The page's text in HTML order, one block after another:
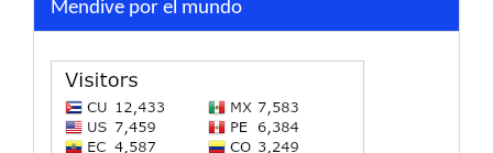
Mendive por el mundo